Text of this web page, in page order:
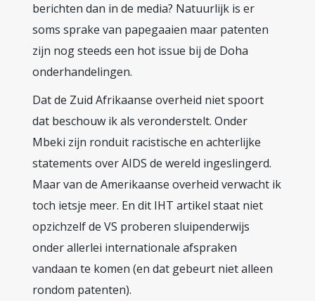
berichten dan in de media? Natuurlijk is er
soms sprake van papegaaien maar patenten
zijn nog steeds een hot issue bij de Doha
onderhandelingen.
Dat de Zuid Afrikaanse overheid niet spoort
dat beschouw ik als veronderstelt. Onder
Mbeki zijn ronduit racistische en achterlijke
statements over AIDS de wereld ingeslingerd.
Maar van de Amerikaanse overheid verwacht ik
toch ietsje meer. En dit IHT artikel staat niet
opzichzelf de VS proberen sluipenderwijs
onder allerlei internationale afspraken
vandaan te komen (en dat gebeurt niet alleen
rondom patenten).